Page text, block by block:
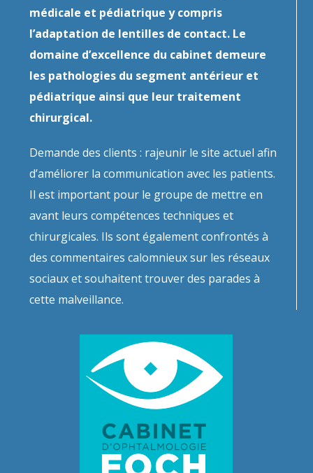
médicale et pédiatrique y compris
l’adaptation de lentilles de contact. Le
domaine d’excellence du cabinet demeure
les pathologies du segment antérieur et
pédiatrique ainsi que leur traitement
chirurgical.
Demande des clients : rajeunir le site actuel afin
d’améliorer la communication avec les patients.
Il est important pour le groupe de mettre en
avant leurs compétences techniques et
chirurgicales. Ils sont également confrontés à
des commentaires calomnieux sur les réseaux
sociaux et souhaitent trouver des parades à
cette malveillance.